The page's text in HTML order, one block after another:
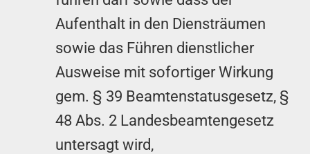
Aufenthalt in den Diensträumen
sowie das Führen dienstlicher
Ausweise mit sofortiger Wirkung
gem. § 39 Beamtenstatusgesetz, §
48 Abs. 2 Landesbeamtengesetz
untersagt wird,